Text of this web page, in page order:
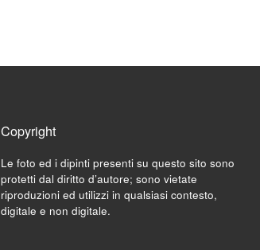
Copyright
Le foto ed i dipinti presenti su questo sito sono
protetti dal diritto d’autore; sono vietate
riproduzioni ed utilizzi in qualsiasi contesto,
digitale e non digitale.